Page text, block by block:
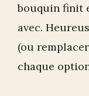
bouquin finit
avec.
(ou
chaque